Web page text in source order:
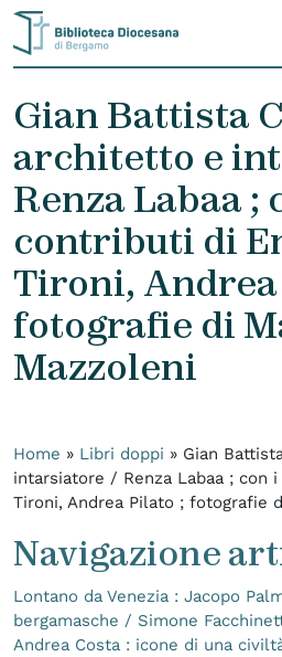
Skip to content
Gian Battista
architetto e
Renza Labaa ;
contributi di
Tironi, Andrea
fotografie di
Mazzoleni
Home » Libri doppi » Gian
intarsiatore / Renza Labaa ; con
Tironi, Andrea Pilato ; fotografie
Navigazione
Lontano da Venezia : Jacopo
bergamasche / Simone
Andrea Costa : icone di una